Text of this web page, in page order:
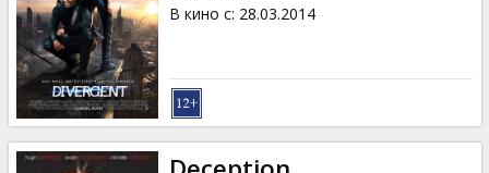
В кино с: 28.03.2014